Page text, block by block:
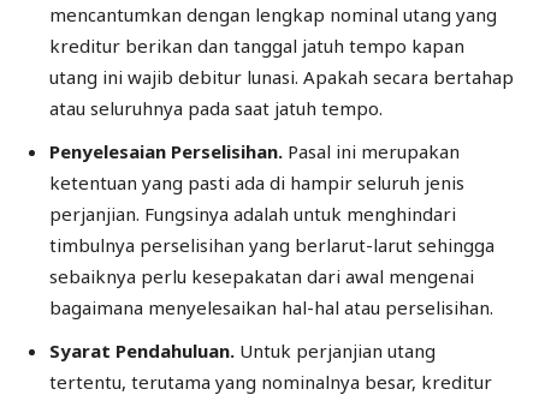
mencantumkan dengan lengkap nominal utang yang
kreditur berikan dan tanggal jatuh tempo kapan
utang ini wajib debitur lunasi. Apakah secara bertahap
atau seluruhnya pada saat jatuh tempo.
Penyelesaian Perselisihan. Pasal ini merupakan
ketentuan yang pasti ada di hampir seluruh jenis
perjanjian. Fungsinya adalah untuk menghindari
timbulnya perselisihan yang berlarut-larut sehingga
sebaiknya perlu kesepakatan dari awal mengenai
bagaimana menyelesaikan hal-hal atau perselisihan.
Syarat Pendahuluan. Untuk perjanjian utang
tertentu, terutama yang nominalnya besar, kreditur